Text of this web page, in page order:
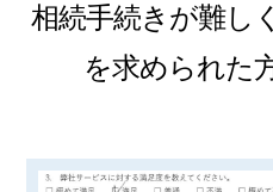
相続手続きが難し
を求められた